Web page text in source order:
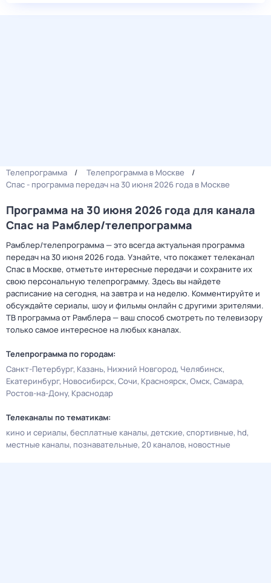
Телепрограмма
Телепрограмма в Москве
Спас - программа передач на 30 июня 2026 года в Москве
Программа на 30 июня 2026 года для канала
Спас на Рамблер/телепрограмма
Рамблер/телепрограмма — это всегда актуальная программа
передач на 30 июня 2026 года. Узнайте, что покажет телеканал
Спас в Москве, отметьте интересные передачи и сохраните их
свою персональную телепрограмму. Здесь вы найдете
расписание на сегодня, на завтра и на неделю. Комментируйте и
обсуждайте сериалы, шоу и фильмы онлайн с другими зрителями.
ТВ программа от Рамблера — ваш способ смотреть по телевизору
только самое интересное на любых каналах.
Телепрограмма по городам:
Санкт-Петербург Казань Нижний Новгород Челябинск
Екатеринбург Новосибирск Сочи Красноярск Омск Самара
Ростов-на-Дону Краснодар
Телеканалы по тематикам:
кино и сериалы бесплатные каналы детские спортивные hd
местные каналы познавательные 20 каналов новостные